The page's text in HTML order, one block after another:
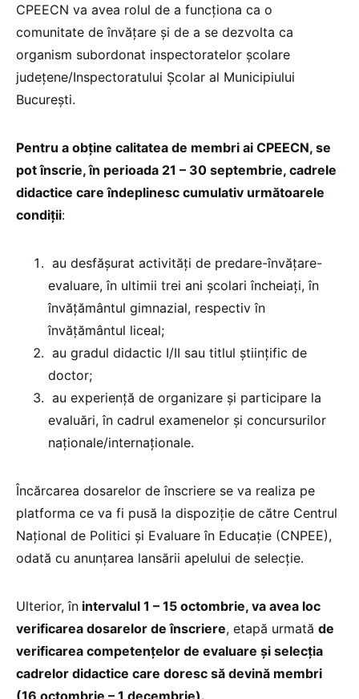
CPEECN va avea rolul de a funcționa ca o
comunitate de învățare și de a se dezvolta ca
organism subordonat inspectoratelor școlare
județene/Inspectoratului Școlar al Municipiului
București.
Pentru a obține calitatea de membri ai CPEECN, se
pot înscrie, în perioada 21 – 30 septembrie, cadrele
didactice care îndeplinesc cumulativ următoarele
condiții:
au desfășurat activități de predare-învățare-
evaluare, în ultimii trei ani școlari încheiați, în
învățământul gimnazial, respectiv în
învățământul liceal;
au gradul didactic I/II sau titlul științific de
doctor;
au experiență de organizare și participare la
evaluări, în cadrul examenelor și concursurilor
naționale/internaționale.
Încărcarea dosarelor de înscriere se va realiza pe
platforma ce va fi pusă la dispoziție de către Centrul
Național de Politici și Evaluare în Educație (CNPEE),
odată cu anunțarea lansării apelului de selecție.
Ulterior, în intervalul 1 – 15 octombrie, va avea loc
verificarea dosarelor de înscriere, etapă urmată de
verificarea competențelor de evaluare și selecția
cadrelor didactice care doresc să devină membri
(16 octombrie – 1 decembrie).